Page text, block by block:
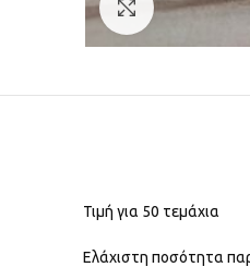
Click to
Τιμή για 50 τεμάχια
Ελάχιστη ποσότητα